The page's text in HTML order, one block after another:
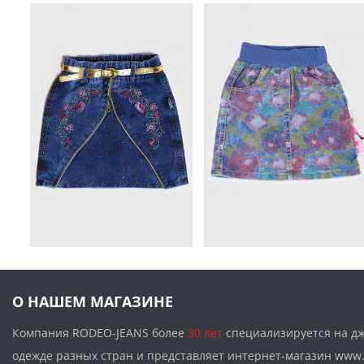
О НАШЕМ МАГАЗИНЕ
Компания RODEO-JEANS более 30 лет специализируется на
одежде разных стран и представляет интернет-магазин